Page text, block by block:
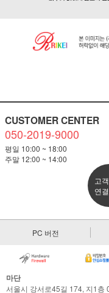
CUSTOMER CENTER
050-2019-9000
평일 10:00 ~ 18:00
주말 12:00 ~ 14:00
고
연
PC 버전
마단
서울시 강서로45길 174, 지1층